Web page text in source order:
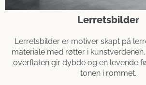
Lerretsbilder
Lerretsbilder er motiver skapt på
materiale med røtter i
overflaten gir dybde og en levende
tonen i rommet.